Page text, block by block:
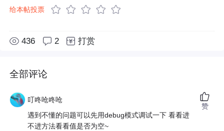
给本帖投票
436 2 打赏
全部评论
叮咚呛咚呛
遇到不懂的问题可以先用debug模式调试一下 看看进
不进方法看看值是否为空~
赞